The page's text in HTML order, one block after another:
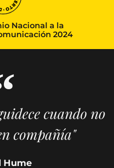
Nacional a la
2024
cuando no
compañía"
Hume